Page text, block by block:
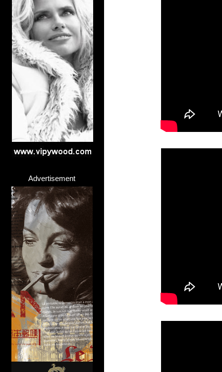
Advertisement